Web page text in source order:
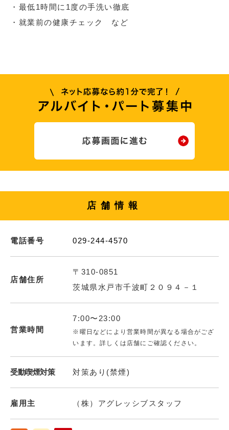
・最低1時間に1度の手洗い徹底
・就業前の健康チェック など
店舗情報
電話番号 029-244-4570
店舗住所
〒310-0851
茨城県水戸市千波町２０９４－１
営業時間
7:00〜23:00
※曜日などにより営業時間が異なる場合がござ
います。詳しくは店舗にご確認ください。
受動喫煙対策 対策あり(禁煙)
雇用主 （株）アグレッシブスタッフ